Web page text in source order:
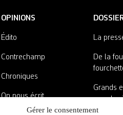
Gérer le consentement
OPINIONS
Édito
Contrechamp
Chroniques
On nous écrit
La
De la
Grands
grandes